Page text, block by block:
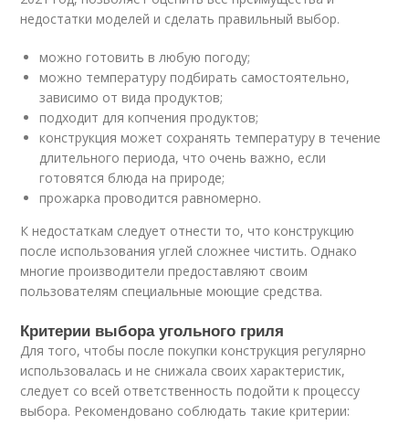
недостатки моделей и сделать правильный выбор.
можно готовить в любую погоду;
можно температуру подбирать самостоятельно,
зависимо от вида продуктов;
подходит для копчения продуктов;
конструкция может сохранять температуру в течение
длительного периода, что очень важно, если
готовятся блюда на природе;
прожарка проводится равномерно.
К недостаткам следует отнести то, что конструкцию
после использования углей сложнее чистить. Однако
многие производители предоставляют своим
пользователям специальные моющие средства.
Критерии выбора угольного гриля
Для того, чтобы после покупки конструкция регулярно
использовалась и не снижала своих характеристик,
следует со всей ответственность подойти к процессу
выбора. Рекомендовано соблюдать такие критерии: